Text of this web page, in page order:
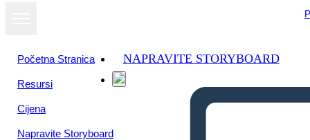
Početna Stranica
Resursi
Cijena
Napravite Storyboard
NAPRAVITE STORYBOARD